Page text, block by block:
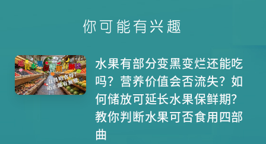
你可能有兴趣
水果有部分变黑变烂还能吃
吗？营养价值会否流失？如
何储放可延长水果保鲜期？
教你判断水果可否食用四部
曲